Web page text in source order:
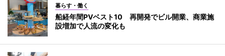
暮らす・働く
船経年間PVベスト10 再開発でビル開業、商業施
設増加で人流の変化も